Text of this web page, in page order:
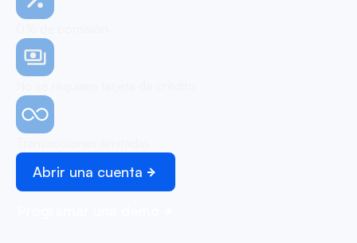
Abrir una cuenta